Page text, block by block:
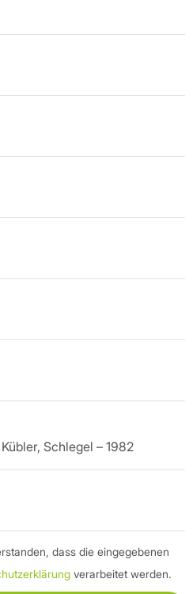
dass die eingegebenen
verarbeitet werden.